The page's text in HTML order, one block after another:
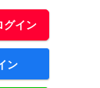
グイン
ン